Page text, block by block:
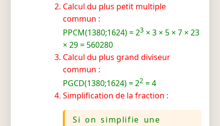
Calcul du plus petit multiple
commun :
PPCM(1380;1624) = 23 × 3 × 5 × 7 × 23
× 29 = 560280
Calcul du plus grand diviseur
commun :
PGCD(1380;1624) = 22 = 4
Simplification de la fraction :
Si on simplifie une